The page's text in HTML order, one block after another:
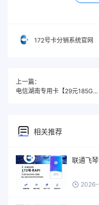
172号卡分销系统官网
上一篇：
电信湖南专用卡【29元185G+100分钟】
相关推荐
联通飞